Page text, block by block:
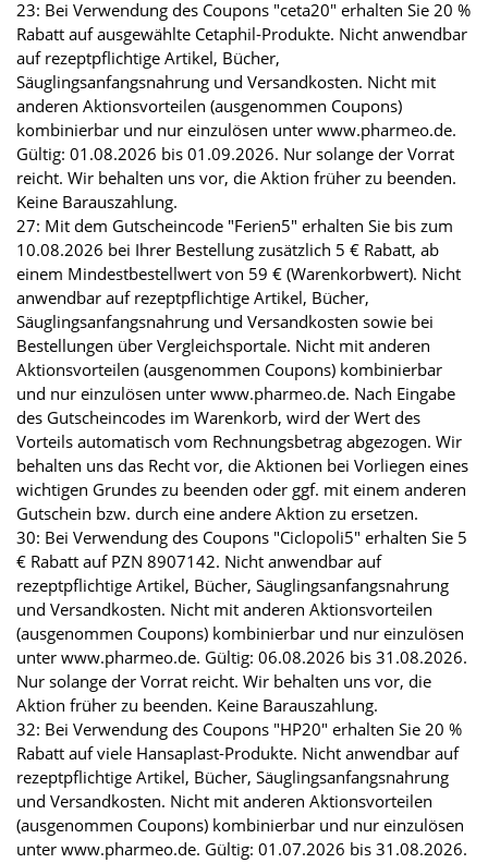
23: Bei Verwendung des Coupons "ceta20" erhalten Sie 20 %
Rabatt auf ausgewählte Cetaphil-Produkte. Nicht anwendbar
auf rezeptpflichtige Artikel, Bücher,
Säuglingsanfangsnahrung und Versandkosten. Nicht mit
anderen Aktionsvorteilen (ausgenommen Coupons)
kombinierbar und nur einzulösen unter www.pharmeo.de.
Gültig: 01.08.2026 bis 01.09.2026. Nur solange der Vorrat
reicht. Wir behalten uns vor, die Aktion früher zu beenden.
Keine Barauszahlung.
27: Mit dem Gutscheincode "Ferien5" erhalten Sie bis zum
10.08.2026 bei Ihrer Bestellung zusätzlich 5 € Rabatt, ab
einem Mindestbestellwert von 59 € (Warenkorbwert). Nicht
anwendbar auf rezeptpflichtige Artikel, Bücher,
Säuglingsanfangsnahrung und Versandkosten sowie bei
Bestellungen über Vergleichsportale. Nicht mit anderen
Aktionsvorteilen (ausgenommen Coupons) kombinierbar
und nur einzulösen unter www.pharmeo.de. Nach Eingabe
des Gutscheincodes im Warenkorb, wird der Wert des
Vorteils automatisch vom Rechnungsbetrag abgezogen. Wir
behalten uns das Recht vor, die Aktionen bei Vorliegen eines
wichtigen Grundes zu beenden oder ggf. mit einem anderen
Gutschein bzw. durch eine andere Aktion zu ersetzen.
30: Bei Verwendung des Coupons "Ciclopoli5" erhalten Sie 5
€ Rabatt auf PZN 8907142. Nicht anwendbar auf
rezeptpflichtige Artikel, Bücher, Säuglingsanfangsnahrung
und Versandkosten. Nicht mit anderen Aktionsvorteilen
(ausgenommen Coupons) kombinierbar und nur einzulösen
unter www.pharmeo.de. Gültig: 06.08.2026 bis 31.08.2026.
Nur solange der Vorrat reicht. Wir behalten uns vor, die
Aktion früher zu beenden. Keine Barauszahlung.
32: Bei Verwendung des Coupons "HP20" erhalten Sie 20 %
Rabatt auf viele Hansaplast-Produkte. Nicht anwendbar auf
rezeptpflichtige Artikel, Bücher, Säuglingsanfangsnahrung
und Versandkosten. Nicht mit anderen Aktionsvorteilen
(ausgenommen Coupons) kombinierbar und nur einzulösen
unter www.pharmeo.de. Gültig: 01.07.2026 bis 31.08.2026.